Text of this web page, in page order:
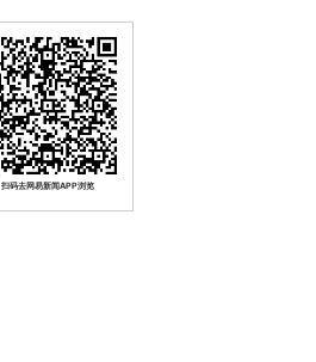
扫码去网易新闻APP浏览